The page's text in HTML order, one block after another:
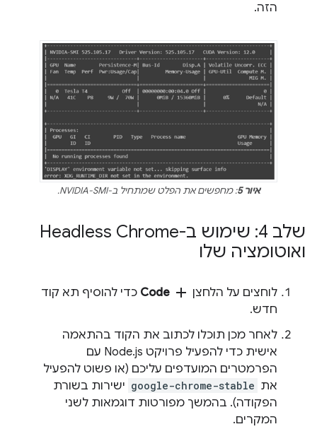
הזה.
איור 5 : מחפשים את הפלט שמתחיל ב-NVIDIA-SMI.
שלב 4: שימוש ב-Headless Chrome
ואוטומציה שלו
לוחצים על הלחצן add
Code כדי להוסיף תא קוד
חדש.
לאחר מכן תוכלו לכתוב את הקוד בהתאמה
אישית כדי להפעיל פרויקט Node.js עם
הפרמטרים המועדפים עליכם (או פשוט להפעיל
את google-chrome-stable ישירות בשורת
הפקודה). בהמשך מפורטות דוגמאות לשני
המקרים.